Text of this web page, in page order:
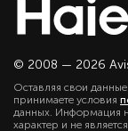
© 2008 — 2026
Оставляя свои
принимаете условия
данных. Информация
характер и не